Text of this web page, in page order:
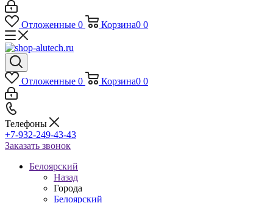
Отложенные 0 Корзина0 0
Отложенные 0 Корзина0 0
Телефоны
+7-932-249-43-43
Заказать звонок
Белоярский
Назад
Города
Белоярский